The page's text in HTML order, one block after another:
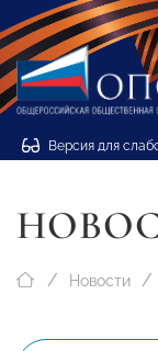
Версия для
Новости